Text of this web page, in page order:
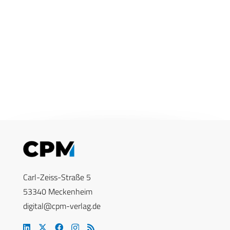
Carl-Zeiss-Straße 5
53340 Meckenheim
digital@cpm-verlag.de